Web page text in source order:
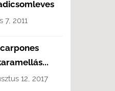
7, 2011
12, 2017